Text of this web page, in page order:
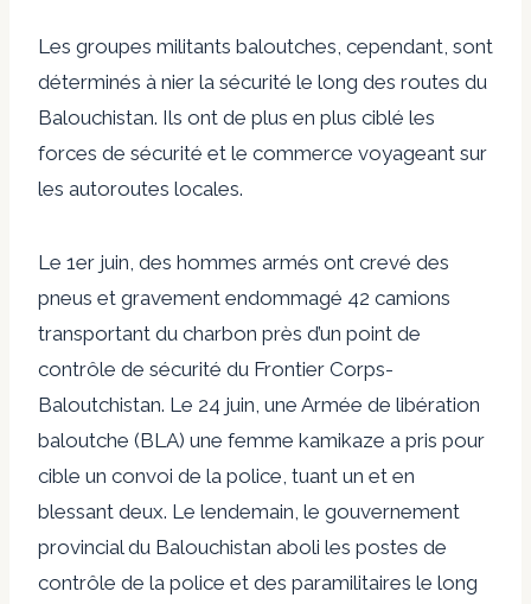
Les groupes militants baloutches, cependant, sont
déterminés à nier la sécurité le long des routes du
Balouchistan. Ils ont de plus en plus ciblé les
forces de sécurité et le commerce voyageant sur
les autoroutes locales.
Le 1er juin, des hommes armés ont crevé des
pneus et gravement endommagé 42 camions
transportant du charbon près d’un point de
contrôle de sécurité du Frontier Corps-
Baloutchistan. Le 24 juin, une Armée de libération
baloutche (BLA) une femme kamikaze a pris pour
cible un convoi de la police , tuant un et en
blessant deux. Le lendemain, le gouvernement
provincial du Balouchistan aboli les postes de
contrôle de la police et des paramilitaires le long